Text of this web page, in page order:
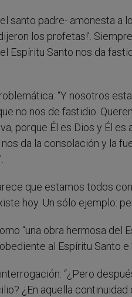
santo padre- amonesta a
los profetas!’.
Espíritu Santo nos da
“Y nosotros
no nos de fastidio.
porque Él es Dios y Él
da la consolación y la
que estamos todos
hoy. Un sólo ejemplo:
“una obra hermosa del
al Espíritu Santo e
“¿Pero
¿En aquella